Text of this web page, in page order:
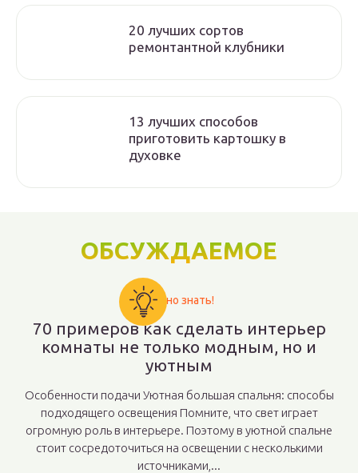
20 лучших сортов
ремонтантной клубники
13 лучших способов
приготовить картошку в
духовке
ОБСУЖДАЕМОЕ
Важно знать!
70 примеров как сделать интерьер
комнаты не только модным, но и
уютным
Особенности подачи Уютная большая спальня: способы
подходящего освещения Помните, что свет играет
огромную роль в интерьере. Поэтому в уютной спальне
стоит сосредоточиться на освещении с несколькими
источниками,...